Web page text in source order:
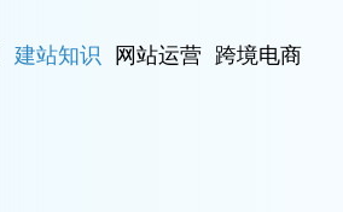
建站知识 网站运营 跨境电商